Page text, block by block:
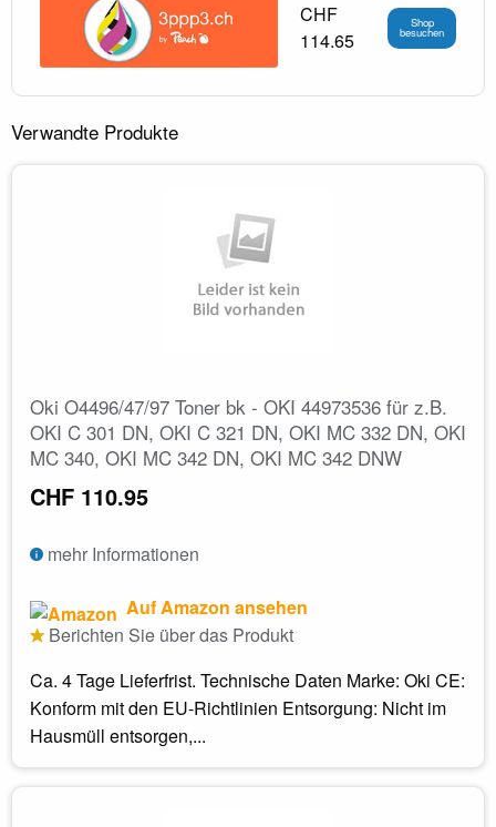
CHF
114.65
Shop
besuchen
Verwandte Produkte
Oki O4496/47/97 Toner bk - OKI 44973536 für z.B.
OKI C 301 DN, OKI C 321 DN, OKI MC 332 DN, OKI
MC 340, OKI MC 342 DN, OKI MC 342 DNW
CHF 110.95
mehr Informationen
Auf Amazon ansehen
Berichten Sie über das Produkt
Ca. 4 Tage Lieferfrist. Technische Daten Marke: Oki CE:
Konform mit den EU-Richtlinien Entsorgung: Nicht im
Hausmüll entsorgen,...